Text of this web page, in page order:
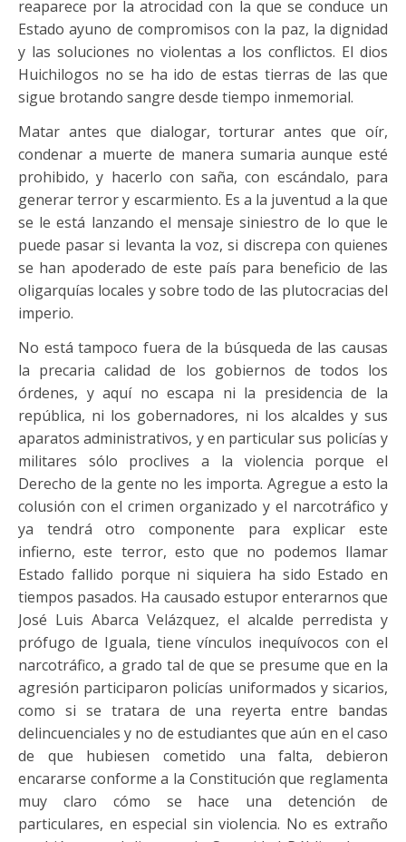
reaparece por la atrocidad con la que se conduce un
Estado ayuno de compromisos con la paz, la dignidad
y las soluciones no violentas a los conflictos. El dios
Huichilogos no se ha ido de estas tierras de las que
sigue brotando sangre desde tiempo inmemorial.
Matar antes que dialogar, torturar antes que oír,
condenar a muerte de manera sumaria aunque esté
prohibido, y hacerlo con saña, con escándalo, para
generar terror y escarmiento. Es a la juventud a la que
se le está lanzando el mensaje siniestro de lo que le
puede pasar si levanta la voz, si discrepa con quienes
se han apoderado de este país para beneficio de las
oligarquías locales y sobre todo de las plutocracias del
imperio.
No está tampoco fuera de la búsqueda de las causas
la precaria calidad de los gobiernos de todos los
órdenes, y aquí no escapa ni la presidencia de la
república, ni los gobernadores, ni los alcaldes y sus
aparatos administrativos, y en particular sus policías y
militares sólo proclives a la violencia porque el
Derecho de la gente no les importa. Agregue a esto la
colusión con el crimen organizado y el narcotráfico y
ya tendrá otro componente para explicar este
infierno, este terror, esto que no podemos llamar
Estado fallido porque ni siquiera ha sido Estado en
tiempos pasados. Ha causado estupor enterarnos que
José Luis Abarca Velázquez, el alcalde perredista y
prófugo de Iguala, tiene vínculos inequívocos con el
narcotráfico, a grado tal de que se presume que en la
agresión participaron policías uniformados y sicarios,
como si se tratara de una reyerta entre bandas
delincuenciales y no de estudiantes que aún en el caso
de que hubiesen cometido una falta, debieron
encararse conforme a la Constitución que reglamenta
muy claro cómo se hace una detención de
particulares, en especial sin violencia. No es extraño